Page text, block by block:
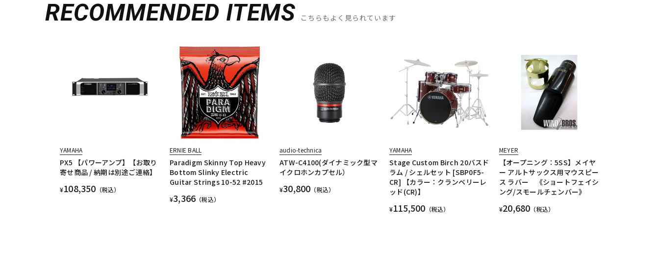
RECOMMENDED ITEMS こちらもよく見られています
YAMAHA
PX5 【パワーアンプ】【お取り
寄せ商品 / 納期は別途ご連絡】
¥108,350 （税込）
ERNIE BALL
Paradigm Skinny Top Heavy
Bottom Slinky Electric
Guitar Strings 10-52 #2015
¥3,366 （税込）
audio-technica
ATW-C4100(ダイナミック型マ
イクロホンカプセル）
¥30,800 （税込）
YAMAHA
Stage Custom Birch 20バスド
ラム / シェルセット [SBP0F5-
CR] 【カラー：クランベリーレ
ッド(CR)】
¥115,500 （税込）
MEYER
【オープニング：5SS】メイヤ
ー アルトサックス用マウスピー
ス ラバー 《ショートフェイシ
ング/スモールチェンバー》
¥20,680 （税込）